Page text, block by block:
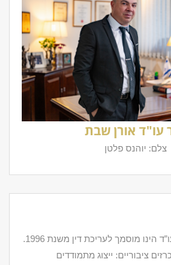
עו"ד אורן שבת
צלם: יוהנס פלטן
ד”ר עו”ד אורן שבת, עו”ד הינו מוסמך לעריכת דין משנת 1996.
ציבוריים: ייצוג מתמודדים